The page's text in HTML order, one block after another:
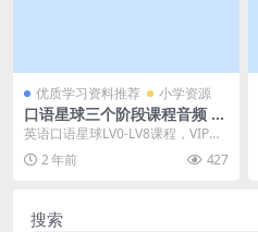
优质学习资料推荐 小学资源
口语星球三个阶段课程音频 L
V0-LV8适合幼小启蒙到小学阶
段学习本课程共931M百度网
盘下载
英语口语星球LV0-LV8课程，VIP会
员可通过网盘转存下载或者在线播
放。本课程...
2 年前 427
搜索